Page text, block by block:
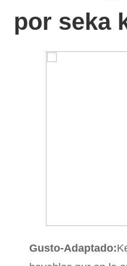
por seka
Gusto-Adaptado: